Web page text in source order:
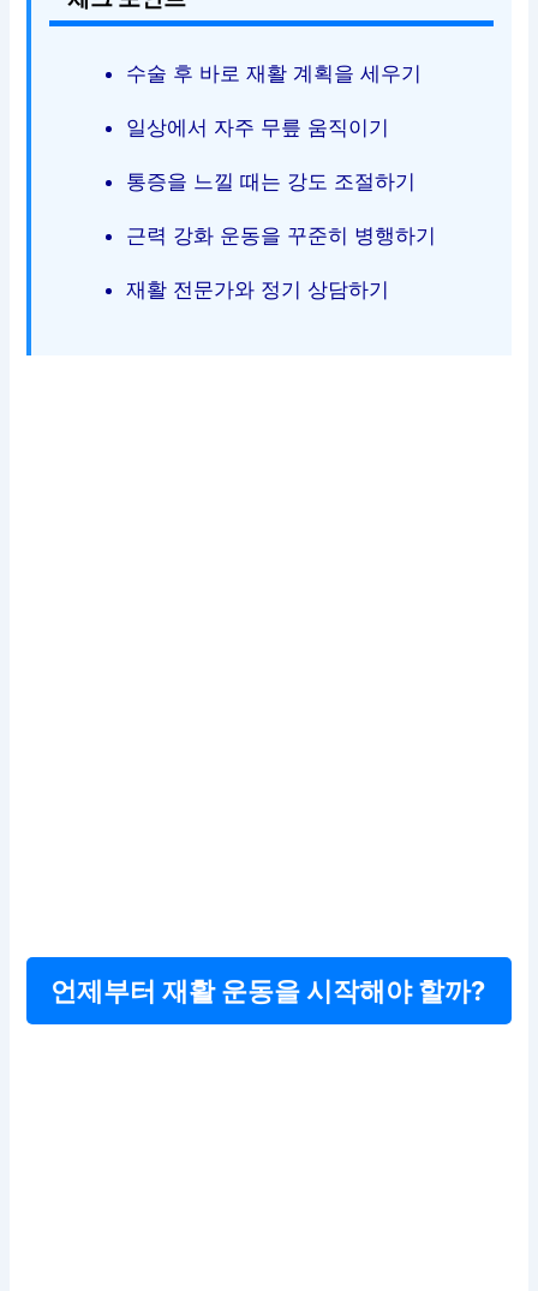
수술 후 바로 재활 계획을 세우기
일상에서 자주 무릎 움직이기
통증을 느낄 때는 강도 조절하기
근력 강화 운동을 꾸준히 병행하기
재활 전문가와 정기 상담하기
언제부터 재활 운동을 시작해야 할까?